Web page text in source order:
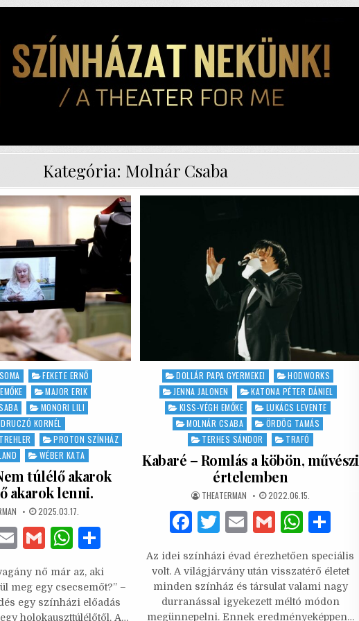
Kategória: Molnár Csaba
FEKETE ERNŐ
MAJOR ERIK
MONORI LILI
KORNÉL
PROTON SZÍNHÁZ
WÉBER KATA
túlélő akarok
akarok lenni.
PUBLISHED
DATE:
2025.03.17.
E
ai
l
G
ai
l
W
at
s
ar
e
nő már az, aki
meg egy csecsemőt?” –
egy színházi előadás
holokauszttúlélőtől. A…
Posted
in
DOLLÁR PAPA GYERMEKEI
HODWORKS
JENNA JALONEN
KATONA PÉTER DÁNIEL
KISS-VÉGH EMŐKE
LUKÁCS LEVENTE
MOLNÁR CSABA
ÖRDÖG TAMÁS
TERHES SÁNDOR
TRAFÓ
Kabaré – Romlás a köbön, művészi
értelemben
AUTHOR:
THEATERMAN PUBLISHED
DATE:
2022.06.15.
F
c
e
b
T
it
te
r
E
ai
l
G
ai
l
W
at
s
A
ar
e
Az idei színházi évad érezhetően speciális
volt. A világjárvány után visszatérő életet
minden színház és társulat valami nagy
durranással igyekezett méltó módon
megünnepelni. Ennek eredményeképpen…